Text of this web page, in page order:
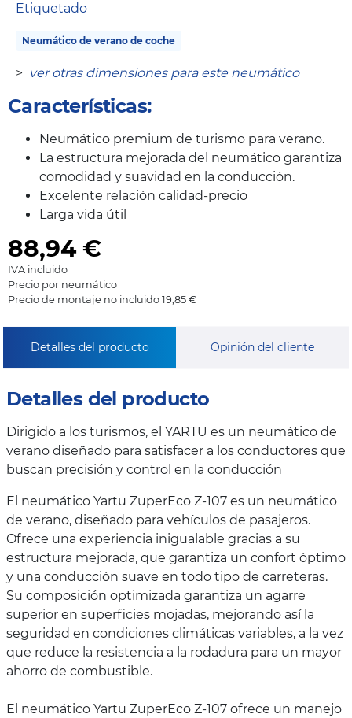
Etiquetado
Neumático de verano de coche
> ver otras dimensiones para este neumático
Características:
Neumático premium de turismo para verano.
La estructura mejorada del neumático garantiza
comodidad y suavidad en la conducción.
Excelente relación calidad-precio
Larga vida útil
88,94€
IVA incluido
Precio por neumático
Precio de montaje no incluido 19,85 €
Detalles del producto Opinión del cliente
Detalles del producto
Dirigido a los turismos, el YARTU es un neumático de
verano diseñado para satisfacer a los conductores que
buscan precisión y control en la conducción
El neumático Yartu ZuperEco Z-107 es un neumático
de verano, diseñado para vehículos de pasajeros.
Ofrece una experiencia inigualable gracias a su
estructura mejorada, que garantiza un confort óptimo
y una conducción suave en todo tipo de carreteras.
Su composición optimizada garantiza un agarre
superior en superficies mojadas, mejorando así la
seguridad en condiciones climáticas variables, a la vez
que reduce la resistencia a la rodadura para un mayor
ahorro de combustible.
El neumático Yartu ZuperEco Z-107 ofrece un manejo